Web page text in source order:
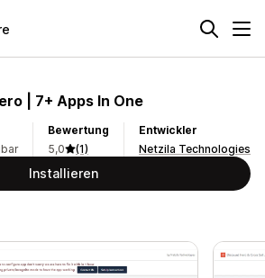
| 7+ Apps In One
Bewertung
5,0
(1)
Entwickler
Netzila Technologies
Installieren